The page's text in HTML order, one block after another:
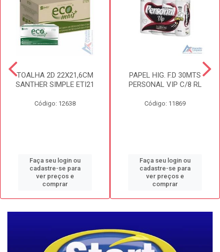
TOALHA 2D 22X21,6CM
SANTHER SIMPLE ETI21
Código: 12638
Faça seu login ou
cadastre-se para
ver preços e
comprar
PAPEL HIG. F.D 30MTS
PERSONAL VIP C/8 RL
Código: 11869
Faça seu login ou
cadastre-se para
ver preços e
comprar